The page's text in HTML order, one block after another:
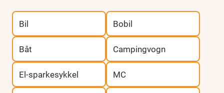
Bil Bobil
Båt Campingvogn
El-sparkesykkel MC